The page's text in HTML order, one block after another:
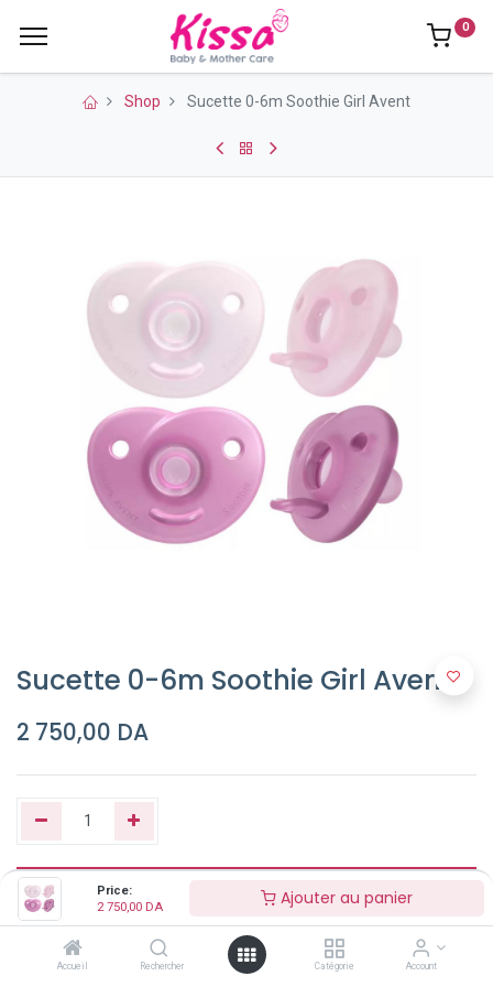
Price:
2 750,00 DA Ajouter au panier
Accueil Rechercher Catégorie Account
0
Shop Sucette 0-6m Soothie Girl Avent
Sucette 0-6m Soothie Girl Avent
2 750,00 DA
Ajouter au panier
Buy Now